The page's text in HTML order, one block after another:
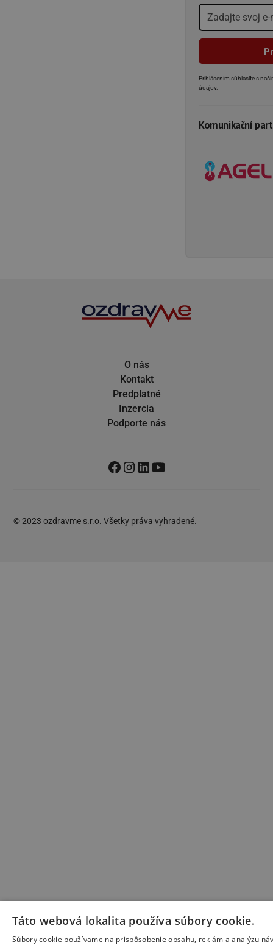
Prihlásením súhlasíte s
údajov.
Komunikační
O nás
Kontakt
Predplatné
Inzercia
Podporte nás
© 2023 ozdravme s.r.o. Všetky práva vyhradené.
Táto webová lokalita používa súbory cookie.
Súbory cookie používame na prispôsobenie obsahu, reklám a analýzu